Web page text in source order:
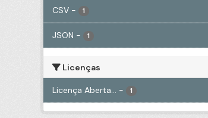
CSV - 1
JSON - 1
Licenças
Licença Aberta... - 1